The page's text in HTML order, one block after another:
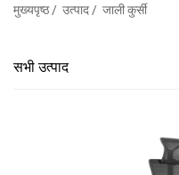
मुख्यपृष्ठ/ उत्पाद / जाली कुर्सी
सभी उत्पाद